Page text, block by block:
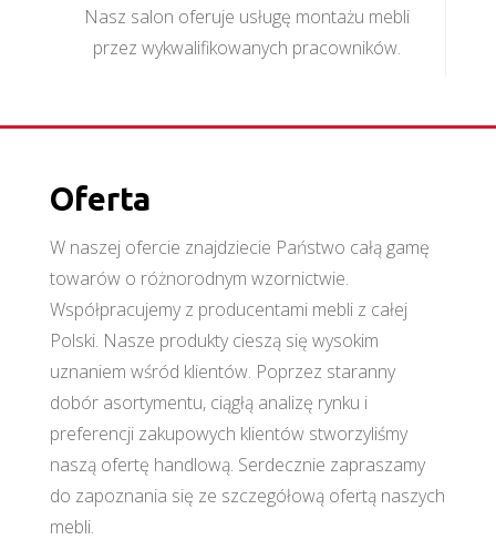
Nasz salon oferuje usługę montażu mebli
przez wykwalifikowanych pracowników.
Oferta
W naszej ofercie znajdziecie Państwo całą gamę
towarów o różnorodnym wzornictwie.
Współpracujemy z producentami mebli z całej
Polski. Nasze produkty cieszą się wysokim
uznaniem wśród klientów. Poprzez staranny
dobór asortymentu, ciągłą analizę rynku i
preferencji zakupowych klientów stworzyliśmy
naszą ofertę handlową. Serdecznie zapraszamy
do zapoznania się ze szczegółową ofertą naszych
mebli.